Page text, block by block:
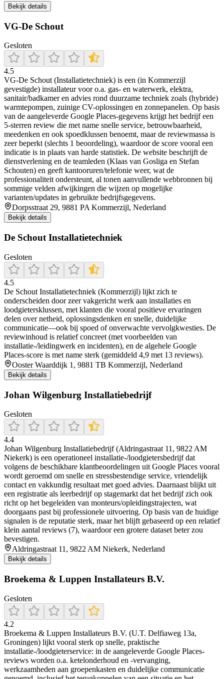
Bekijk details
VG-De Schout
Gesloten
4.5
VG-De Schout (Installatietechniek) is een (in Kommerzijl
gevestigde) installateur voor o.a. gas- en waterwerk, elektra,
sanitair/badkamer en advies rond duurzame techniek zoals (hybride)
warmtepompen, zuinige CV-oplossingen en zonnepanelen. Op basis
van de aangeleverde Google Places-gegevens krijgt het bedrijf een
5-sterren review die met name snelle service, betrouwbaarheid,
meedenken en ook spoedklussen benoemt, maar de reviewmassa is
zeer beperkt (slechts 1 beoordeling), waardoor de score vooral een
indicatie is in plaats van harde statistiek. De website beschrijft de
dienstverlening en de teamleden (Klaas van Gosliga en Stefan
Schouten) en geeft kantooruren/telefonie weer, wat de
professionaliteit ondersteunt, al tonen aanvullende webbronnen bij
sommige velden afwijkingen die wijzen op mogelijke
varianten/updates in gebruikte bedrijfsgegevens.
Dorpsstraat 29, 9881 PA Kommerzijl, Nederland
Bekijk details
De Schout Installatietechniek
Gesloten
4.5
De Schout Installatietechniek (Kommerzijl) lijkt zich te
onderscheiden door zeer vakgericht werk aan installaties en
loodgietersklussen, met klanten die vooral positieve ervaringen
delen over netheid, oplossingsdenken en snelle, duidelijke
communicatie—ook bij spoed of onverwachte vervolgkwesties. De
reviewinhoud is relatief concreet (met voorbeelden van
installatie-/leidingwerk en incidenten), en de algehele Google
Places-score is met name sterk (gemiddeld 4,9 met 13 reviews).
Ooster Waarddijk 1, 9881 TB Kommerzijl, Nederland
Bekijk details
Johan Wilgenburg Installatiebedrijf
Gesloten
4.4
Johan Wilgenburg Installatiebedrijf (Aldringastraat 11, 9822 AM
Niekerk) is een operationeel installatie-/loodgietersbedrijf dat
volgens de beschikbare klantbeoordelingen uit Google Places vooral
wordt geroemd om snelle en stressbestendige service, vriendelijk
contact en vakkundig resultaat met goed advies. Daarnaast blijkt uit
een registratie als leerbedrijf op stagemarkt dat het bedrijf zich ook
richt op het begeleiden van monteurs/opleidingstrajecten, wat
doorgaans past bij professionele uitvoering. Op basis van de huidige
signalen is de reputatie sterk, maar het blijft gebaseerd op een relatief
klein aantal reviews (7), waardoor een grotere dataset beter zou
bevestigen.
Aldringastraat 11, 9822 AM Niekerk, Nederland
Bekijk details
Broekema & Luppen Installateurs B.V.
Gesloten
4.2
Broekema & Luppen Installateurs B.V. (U.T. Delfiaweg 13a,
Groningen) lijkt vooral sterk op snelle, praktische
installatie-/loodgieterservice: in de aangeleverde Google Places-
reviews worden o.a. ketelonderhoud en -vervanging,
werkzaamheden aan groepenkasten en duidelijke communicatie